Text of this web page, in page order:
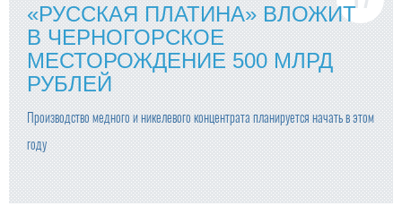
«РУССКАЯ ПЛАТИНА» ВЛОЖИТ
В ЧЕРНОГОРСКОЕ
МЕСТОРОЖДЕНИЕ 500 МЛРД
РУБЛЕЙ
Производство медного и никелевого концентрата планируется начать в этом
году